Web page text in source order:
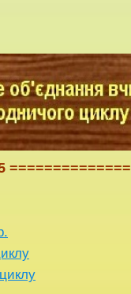
==============